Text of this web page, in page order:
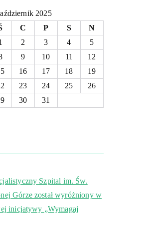
2025
C P S
N
2 3 4
5
9 10 11
12
16 17 18
19
23 24 25
26
30 31
Szpital im. Św.
Górze został wyróżniony w
inicjatywy „Wymagaj